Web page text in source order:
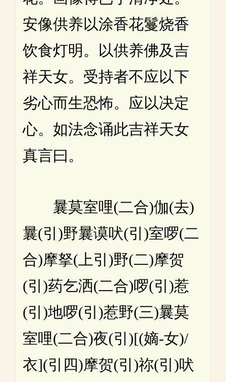
安像供养以涂香花鬘烧香
饮食灯明。以供养佛及吉
祥天女。受持者不应以下
劣心而生恐怖。应以决定
心。如法念诵此吉祥天女
真言曰。
曩莫室哩(二合)伽(去)
曩(引)野曩谟吠(引)室啰(二
合)摩拏(上引)野(二)摩贺
(引)药乞洒(二合)啰(引)惹
(引)地啰(引)惹野(三)曩莫
室哩(二合)夜(引)[(嫡-女)/
衣](引四)摩贺(引)祢(引)吠